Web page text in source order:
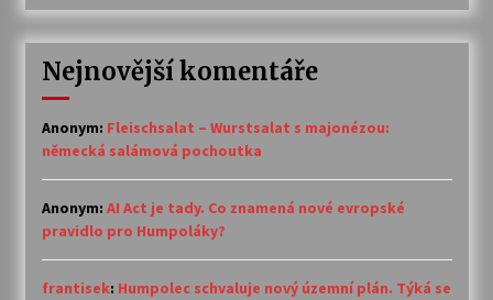
Nejnovější komentáře
Anonym: Fleischsalat – Wurstsalat s majonézou:
německá salámová pochoutka
Anonym: AI Act je tady. Co znamená nové evropské
pravidlo pro Humpoláky?
frantisek: Humpolec schvaluje nový územní plán. Týká se